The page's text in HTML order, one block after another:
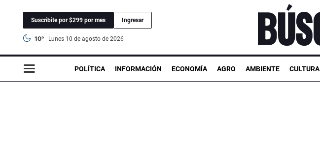
Suscribite por $299 por mes Ingresar
10° lunes 10 de agosto de 2026
POLÍTICA INFORMACIÓN ECONOMÍA AGRO AMBIENTE CULTURA